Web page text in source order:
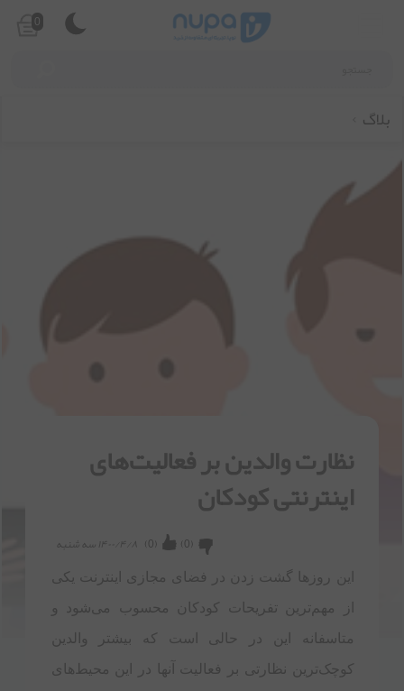
0
بلاگ
نظارت والدین بر فعالیت‌های
اینترنتی کودکان
۱۴۰۰/۴/۸ سه شنبه (
0
) (
0
)
این روزها گشت زدن در فضای مجازی اینترنت یکی
از مهم‌ترین تفریحات کودکان محسوب می‌شود و
متاسفانه این در حالی است که بیشتر والدین
کوچک‌ترین نظارتی بر فعالیت آنها در این محیط‌های